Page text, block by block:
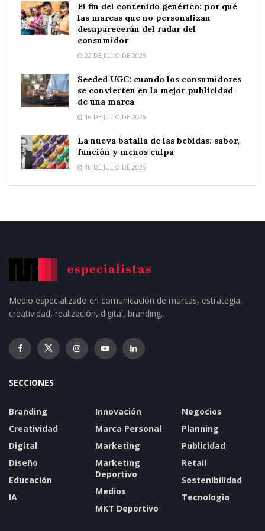
El fin del contenido genérico: por qué
las marcas que no personalizan
desaparecerán del radar del
consumidor
22 DE JULIO DE 2026
Seeded UGC: cuando los consumidores
se convierten en la mejor publicidad
de una marca
16 DE JULIO DE 2026
La nueva batalla de las bebidas: sabor,
función y menos culpa
16 DE JULIO DE 2026
Medio especializado en comunicación de marcas, estrategia,
creatividad, realización, digital, branding.
SECCIONES
Branding
Creatividad
Digital
Diseño
Educación
IA
Innovación
Marca Personal
Marketing
Marketing
Deportivo
Medios
MKT Deportivo
Negocios
Planning
Publicidad
Retail
Sostenibilidad
Tecnología